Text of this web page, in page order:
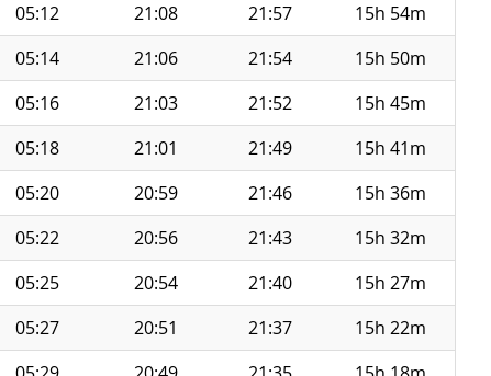
05:12 21:08 21:57
15h 54m
05:14 21:06 21:54
15h 50m
05:16 21:03 21:52
15h 45m
05:18 21:01 21:49
15h 41m
05:20 20:59 21:46
15h 36m
05:22 20:56 21:43
15h 32m
05:25 20:54 21:40
15h 27m
05:27 20:51 21:37
15h 22m